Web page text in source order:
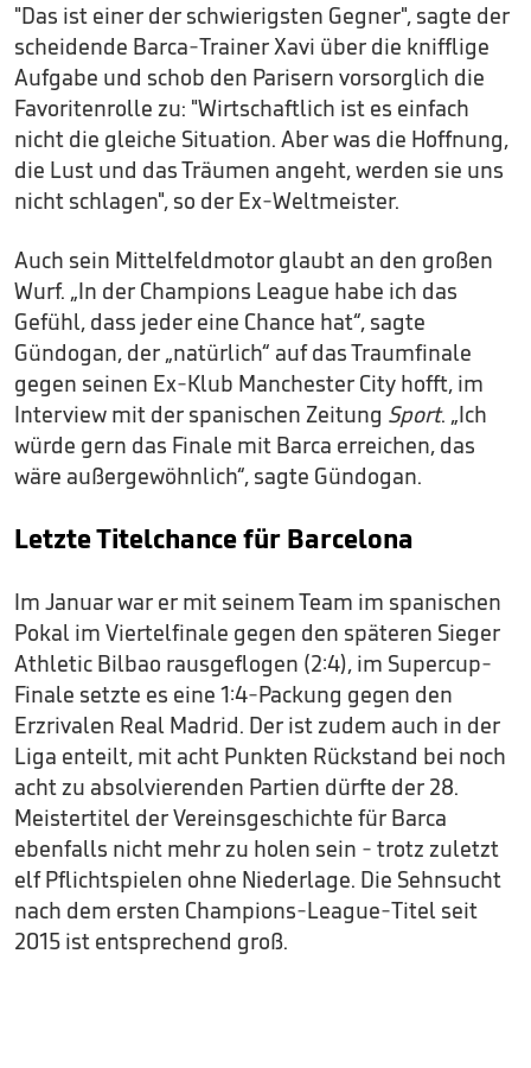
"Das ist einer der schwierigsten Gegner", sagte der
scheidende Barca-Trainer Xavi über die knifflige
Aufgabe und schob den Parisern vorsorglich die
Favoritenrolle zu: "Wirtschaftlich ist es einfach
nicht die gleiche Situation. Aber was die Hoffnung,
die Lust und das Träumen angeht, werden sie uns
nicht schlagen", so der Ex-Weltmeister.
Auch sein Mittelfeldmotor glaubt an den großen
Wurf. „In der Champions League habe ich das
Gefühl, dass jeder eine Chance hat“, sagte
Gündogan, der „natürlich“ auf das Traumfinale
gegen seinen Ex-Klub Manchester City hofft, im
Interview mit der spanischen Zeitung Sport. „Ich
würde gern das Finale mit Barca erreichen, das
wäre außergewöhnlich“, sagte Gündogan.
Letzte Titelchance für Barcelona
Im Januar war er mit seinem Team im spanischen
Pokal im Viertelfinale gegen den späteren Sieger
Athletic Bilbao rausgeflogen (2:4), im Supercup-
Finale setzte es eine 1:4-Packung gegen den
Erzrivalen Real Madrid. Der ist zudem auch in der
Liga enteilt, mit acht Punkten Rückstand bei noch
acht zu absolvierenden Partien dürfte der 28.
Meistertitel der Vereinsgeschichte für Barca
ebenfalls nicht mehr zu holen sein - trotz zuletzt
elf Pflichtspielen ohne Niederlage. Die Sehnsucht
nach dem ersten Champions-League-Titel seit
2015 ist entsprechend groß.